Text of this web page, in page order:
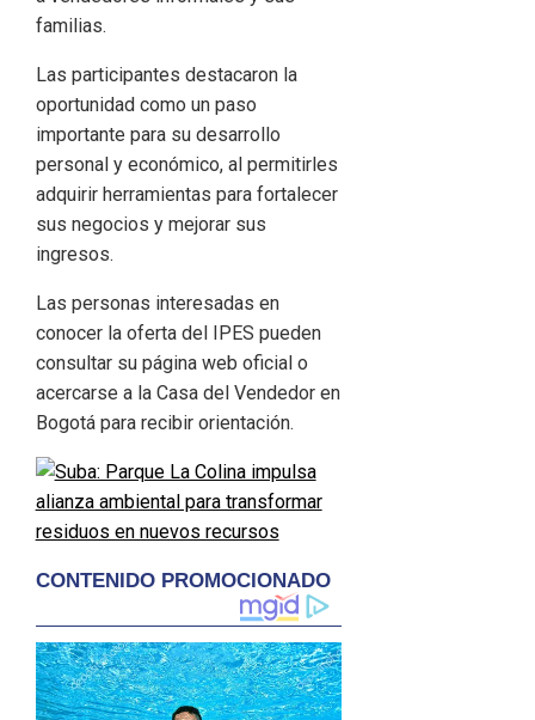
familias.
Las participantes destacaron la
oportunidad como un paso
importante para su desarrollo
personal y económico, al permitirles
adquirir herramientas para fortalecer
sus negocios y mejorar sus
ingresos.
Las personas interesadas en
conocer la oferta del IPES pueden
consultar su página web oficial o
acercarse a la Casa del Vendedor en
Bogotá para recibir orientación.